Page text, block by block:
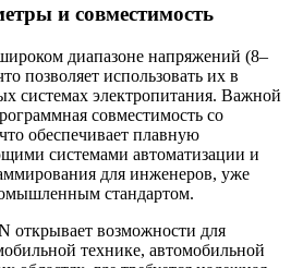
и совместимость
диапазоне напряжений (8–
позволяет использовать их в
системах электропитания. Важной
совместимость со
обеспечивает плавную
системами автоматизации и
для инженеров, уже
стандартом.
открывает возможности для
технике, автомобильной